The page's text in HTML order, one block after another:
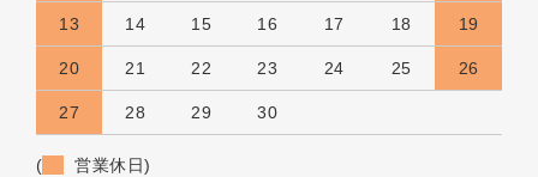
13 14 15 16 17 18 19
20 21 22 23 24 25 26
27 28 29 30
( 営業休日)